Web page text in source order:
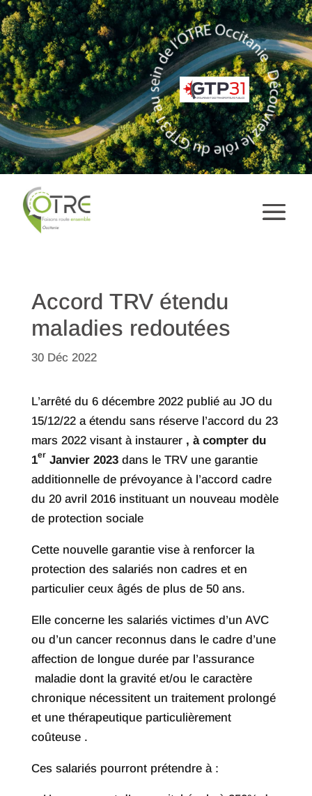
Accord TRV étendu
maladies redoutées
30 Déc 2022
L’arrêté du 6 décembre 2022 publié au JO du
15/12/22 a étendu sans réserve l’accord du 23
mars 2022 visant à instaurer , à compter du
1er Janvier 2023dans le TRV une garantie
additionnelle de prévoyance à l’accord cadre
du 20 avril 2016 instituant un nouveau modèle
de protection sociale
Cette nouvelle garantie vise à renforcer la
protection des salariés non cadres et en
particulier ceux âgés de plus de 50 ans.
Elle concerne les salariés victimes d’un AVC
ou d’un cancer reconnus dans le cadre d’une
affection de longue durée par l’assurance
maladie dont la gravité et/ou le caractère
chronique nécessitent un traitement prolongé
et une thérapeutique particulièrement
coûteuse .
Ces salariés pourront prétendre à :